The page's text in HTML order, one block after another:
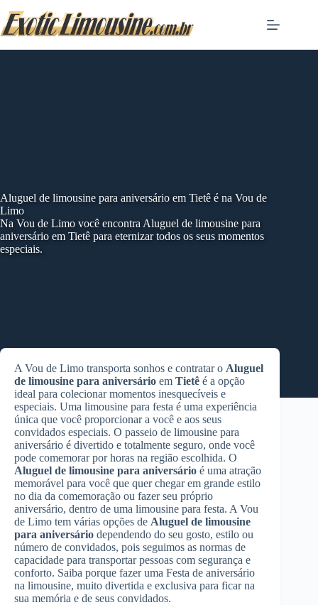
to
content
Aluguel de limousine para aniversário em Tietê é na Vou de
Limo
Na Vou de Limo você encontra Aluguel de limousine para
aniversário em Tietê para eternizar todos os seus momentos
especiais.
A Vou de Limo transporta sonhos e contratar o Aluguel
de limousine para aniversário em Tietê é a opção
ideal para colecionar momentos inesquecíveis e
especiais. Uma limousine para festa é uma experiência
única que você proporcionar a você e aos seus
convidados especiais. O passeio de limousine para
aniversário é divertido e totalmente seguro, onde você
pode comemorar por horas na região escolhida. O
Aluguel de limousine para aniversário é uma atração
memorável para você que quer chegar em grande estilo
no dia da comemoração ou fazer seu próprio
aniversário, dentro de uma limousine para festa. A Vou
de Limo tem várias opções de Aluguel de limousine
para aniversário dependendo do seu gosto, estilo ou
número de convidados, pois seguimos as normas de
capacidade para transportar pessoas com segurança e
conforto. Saiba porque fazer uma Festa de aniversário
na limousine, muito divertida e exclusiva para ficar na
sua memória e de seus convidados.